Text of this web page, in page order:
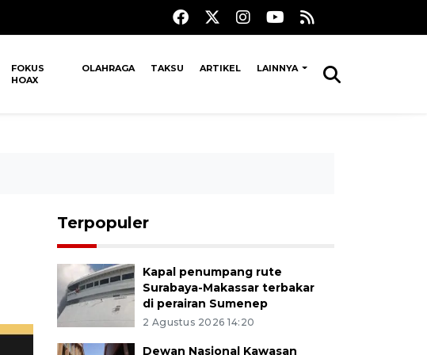
FOKUS
HOAX
OLAHRAGA TAKSU ARTIKEL LAINNYA
Terpopuler
Kapal penumpang rute
Surabaya-Makassar terbakar
di perairan Sumenep
2 Agustus 2026 14:20
Dewan Nasional Kawasan